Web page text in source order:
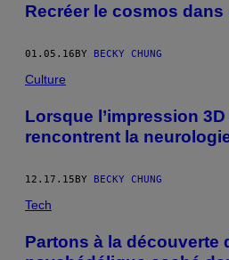
Recréer le cosmos
01.05.16BY BECKY CHUNG
Culture
Lorsque l’impression
rencontrent la
12.17.15BY BECKY CHUNG
Tech
Partons à la découverte